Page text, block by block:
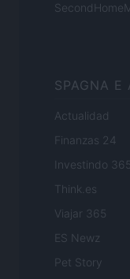
SPAGNA E
Actualidad
Finanzas 24
Investindo 365
Think.es
Viajar 365
ES Newz
Pet Story